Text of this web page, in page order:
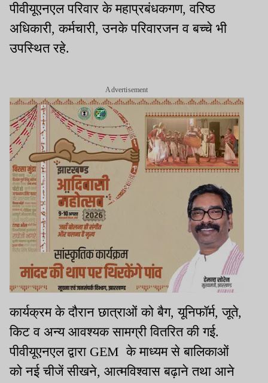
पीवीयूएनएल परिवार के महाप्रबंधकगण, वरिष्ठ
अधिकारी, कर्मचारी, उनके परिवारजन व बच्चे भी
उपस्थित रहे.
Advertisement
कार्यक्रम के दौरान छात्राओं को बैग, यूनिफॉर्म, जूते,
किट व अन्य आवश्यक सामग्री वितरित की गई.
पीवीयूएनएल द्वारा GEM के माध्यम से बालिकाओं
को नई चीजें सीखने, आत्मविश्वास बढ़ाने तथा आने